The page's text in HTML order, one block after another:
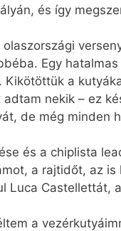
és így
Egy
Kikötöttük a
nekik – ez
de még minden
és a chiplista
a rajtidőt, az is
Luca Castellettát,
a